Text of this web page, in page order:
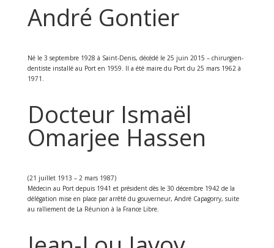
André Gontier
Né le 3 septembre 1928 à Saint-Denis, décédé le 25 juin 2015 – chirurgien-
dentiste installé au Port en 1959. Il a été maire du Port du 25 mars 1962 à
1971.
Docteur Ismaël
Omarjee Hassen
(21 juillet 1913 – 2 mars 1987)
Médecin au Port depuis 1941 et président dès le 30 décembre 1942 de la
délégation mise en place par arrêté du gouverneur, André Capagorry, suite
au ralliement de La Réunion à la France Libre.